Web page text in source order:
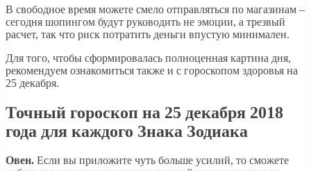
В свободное время можете смело отправляться по магазинам –
сегодня шопингом будут руководить не эмоции, а трезвый
расчет, так что риск потратить деньги впустую минимален.
Для того, чтобы сформировалась полноценная картина дня,
рекомендуем ознакомиться также и с гороскопом здоровья на
25 декабря.
Точный гороскоп на 25 декабря 2018
года для каждого Знака Зодиака
Овен. Если вы приложите чуть больше усилий, то сможете